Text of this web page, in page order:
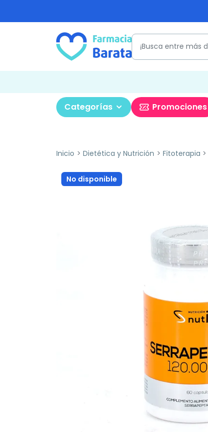
Categorías Promociones
Inicio Dietética y Nutrición Fitoterapia
No disponible